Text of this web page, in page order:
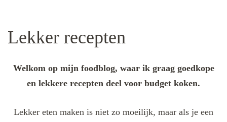
Lekker recepten
Welkom op mijn foodblog, waar ik graag goedkope
en lekkere recepten deel voor budget koken.
Lekker eten maken is niet zo moeilijk, maar als je een